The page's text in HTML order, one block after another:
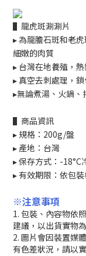
▌龍虎斑涮涮片
▸ 為龍膽石斑和老
細嫩的肉質
▸ 台灣在地養殖，
▸ 真空去刺處理，
▸無論煮湯、火鍋
▌商品資訊
▸ 規格：200g/盤
▸ 產地：台灣
▸ 保存方式：-18°C
▸ 有效期限：依包
※注意事項
1. 包裝、內容物依
建議，以出貨實物
2. 圖片會因裝置媒
有色差狀況，請以